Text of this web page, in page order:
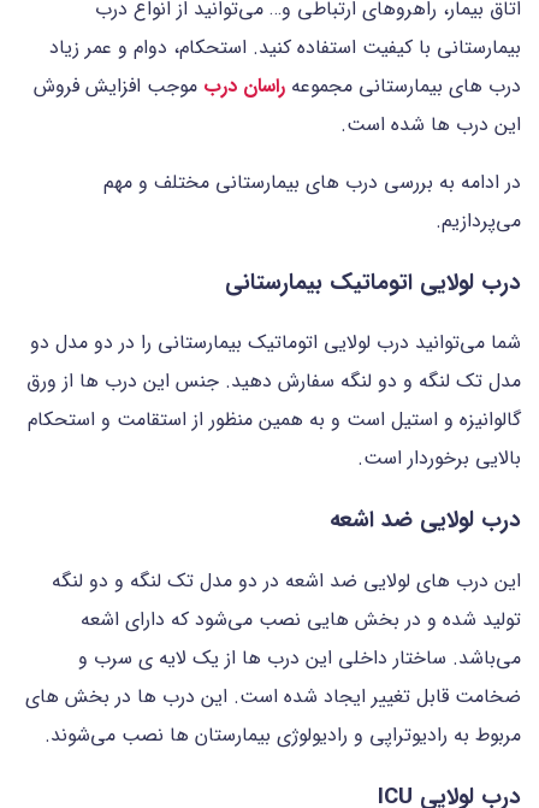
اتاق بیمار، راهروهای ارتباطی و… می‌توانید از انواع درب
بیمارستانی با کیفیت استفاده کنید. استحکام، دوام و عمر زیاد
درب های بیمارستانی مجموعه راسان درب موجب افزایش فروش
این درب ها شده است.
در ادامه به بررسی درب های بیمارستانی مختلف و مهم
می‌پردازیم.
درب لولایی اتوماتیک بیمارستانی
شما می‌توانید درب لولایی اتوماتیک بیمارستانی را در دو مدل دو
مدل تک لنگه و دو لنگه سفارش دهید. جنس این درب ها از ورق
گالوانیزه و استیل است و به همین منظور از استقامت و استحکام
بالایی برخوردار است.
درب لولایی ضد اشعه
این درب های لولایی ضد اشعه در دو مدل تک لنگه و دو لنگه
تولید شده و در بخش هایی نصب می‌شود که دارای اشعه
می‌باشد. ساختار داخلی این درب ها از یک لایه ی سرب و
ضخامت قابل تغییر ایجاد شده است. این درب ها در بخش های
مربوط به رادیوتراپی و رادیولوژی بیمارستان ها نصب می‌شوند.
درب لولایی ICU